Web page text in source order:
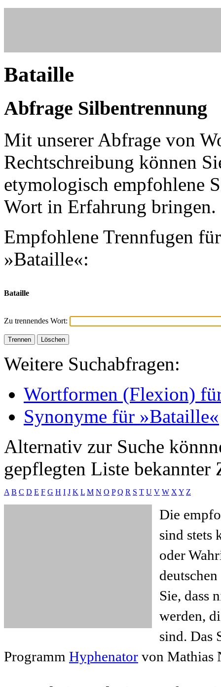
Bataille
Abfrage Silbentrennung
Mit unserer Abfrage von
Rechtschreibung können
etymologisch empfohlene
Wort in Erfahrung bringen.
Empfohlene Trennfugen
»Bataille«:
Bataille
Zu trennendes Wort:
Weitere Suchabfragen:
Wortformen (Flexion)
Synonyme für »Bataille«
Alternativ zur Suche
gepflegten Liste bekannter
A B C D E F G H I J K L M N O P Q R S T U V W X Y Z
Die
sind stets
oder
Sie, dass
werden,
sind. Das
Programm Hyphenator von Mathias